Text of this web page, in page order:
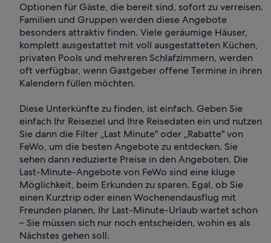
Optionen für Gäste, die bereit sind, sofort zu verreisen.
Familien und Gruppen werden diese Angebote
besonders attraktiv finden. Viele geräumige Häuser,
komplett ausgestattet mit voll ausgestatteten Küchen,
privaten Pools und mehreren Schlafzimmern, werden
oft verfügbar, wenn Gastgeber offene Termine in ihren
Kalendern füllen möchten.
Diese Unterkünfte zu finden, ist einfach. Geben Sie
einfach Ihr Reiseziel und Ihre Reisedaten ein und nutzen
Sie dann die Filter „Last Minute" oder „Rabatte" von
FeWo, um die besten Angebote zu entdecken. Sie
sehen dann reduzierte Preise in den Angeboten. Die
Last-Minute-Angebote von FeWo sind eine kluge
Möglichkeit, beim Erkunden zu sparen. Egal, ob Sie
einen Kurztrip oder einen Wochenendausflug mit
Freunden planen, Ihr Last-Minute-Urlaub wartet schon
– Sie müssen sich nur noch entscheiden, wohin es als
Nächstes gehen soll.